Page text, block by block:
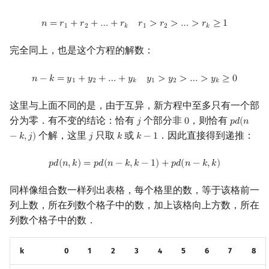
𝑛 = 𝑟1 +𝑟2 + … +𝑟𝑘 𝑟1 > 𝑟2 > … > 𝑟𝑘 ≥ 1
n= r1+ +…+r 1> r2>… >rk
完全同上，也是这个方程的解数：
𝑛 − 𝑘 = 𝑦1 +𝑦2 + … +𝑦𝑘 𝑦1 > 𝑦2 > … > 𝑦𝑘 ≥ 0
n −k =y1 +y …+yk 1>y 2> …> yk
这里与上面不同的是，由于互异，新方程中至多只有一个部
分为零．有不变的结论：恰有 𝑗
j个部分非 0
0，则恰有𝑝𝑑(𝑛
− 𝑘,𝑗)
pd(n
个解，这里 𝑗
j只取 𝑘
k 或 𝑘 − 1
k−1 ．因此直接得到递推：
𝑝𝑑(𝑛,𝑘) = 𝑝𝑑(𝑛 − 𝑘,𝑘 − 1) +𝑝𝑑(𝑛 − 𝑘,𝑘)
pd (n k)=pd(n− k,k−1 ) + pd (n−k, k)
同样像组合数一样列出表格，每个格里的数，等于该格前一
列上数，所在列数个格子中的数，加上该格向上方数，所在
列数个格子中的数．
k 0 1 2 3 4 5 6 7 8